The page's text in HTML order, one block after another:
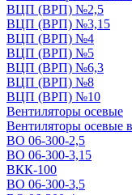
ВЦП (ВРП) №2,5
ВЦП (ВРП) №3,15
ВЦП (ВРП) №4
ВЦП (ВРП) №5
ВЦП (ВРП) №6,3
ВЦП (ВРП) №8
ВЦП (ВРП) №10
Вентиляторы осевые
Вентиляторы
ВО 06-300-2,5
ВО 06-300-3,15
ВКК-100
ВО 06-300-3,5